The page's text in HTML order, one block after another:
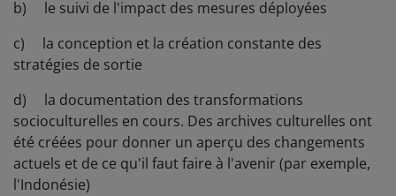
b) le suivi de l'impact des mesures déployées
c) la conception et la création constante des
stratégies de sortie
d) la documentation des transformations
socioculturelles en cours. Des archives culturelles ont
été créées pour donner un aperçu des changements
actuels et de ce qu'il faut faire à l'avenir (par exemple,
l'Indonésie)